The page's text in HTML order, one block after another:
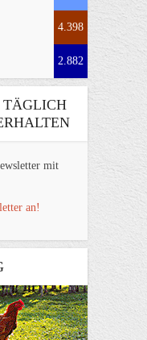
4.398
2.882
TÄGLICH
mit
an!